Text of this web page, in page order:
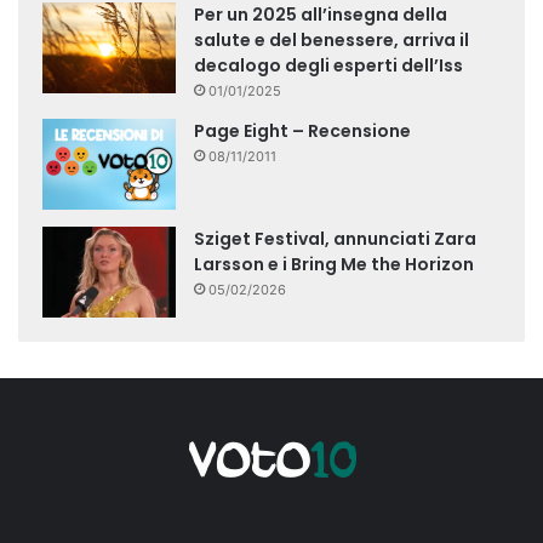
Per un 2025 all’insegna della
salute e del benessere, arriva il
decalogo degli esperti dell’Iss
01/01/2025
Page Eight – Recensione
08/11/2011
Sziget Festival, annunciati Zara
Larsson e i Bring Me the Horizon
05/02/2026